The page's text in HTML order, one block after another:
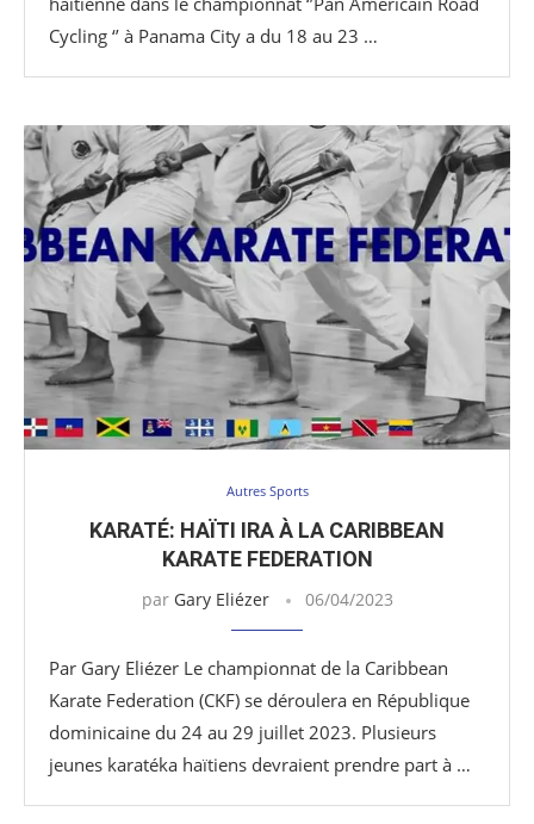
Cycling ‘’ à Panama City a du 18 au 23 …
Autres Sports
KARATÉ: HAÏTI IRA À LA CARIBBEAN
KARATE FEDERATION
par Gary Eliézer 06/04/2023
Par Gary Eliézer Le championnat de la Caribbean
Karate Federation (CKF) se déroulera en République
dominicaine du 24 au 29 juillet 2023. Plusieurs
jeunes karatéka haïtiens devraient prendre part à …